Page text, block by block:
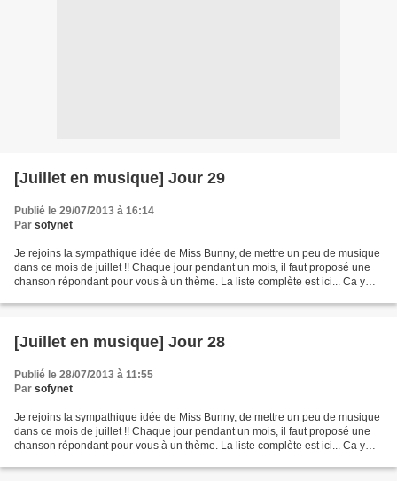
[Juillet en musique] Jour 29
Publié le 29/07/2013 à 16:14
Par sofynet
Je rejoins la sympathique idée de Miss Bunny, de mettre un peu de musique
dans ce mois de juillet !! Chaque jour pendant un mois, il faut proposé une
chanson répondant pour vous à un thème. La liste complète est ici... Ca y
[Juillet en musique] Jour 28
Publié le 28/07/2013 à 11:55
Par sofynet
Je rejoins la sympathique idée de Miss Bunny, de mettre un peu de musique
dans ce mois de juillet !! Chaque jour pendant un mois, il faut proposé une
chanson répondant pour vous à un thème. La liste complète est ici... Ca y